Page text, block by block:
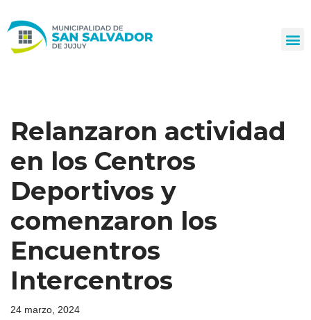
al
Relanzaron actividad
en los Centros
Deportivos y
comenzaron los
Encuentros
Intercentros
24 marzo, 2024